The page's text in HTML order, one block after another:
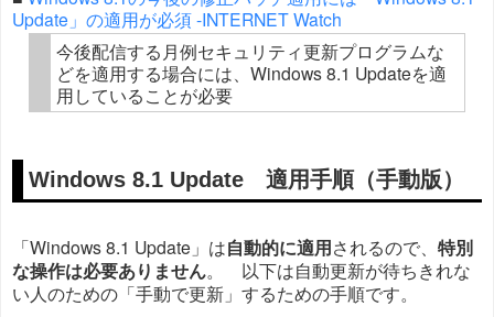
Update」の適用が必須 -INTERNET Watch
今後配信する月例セキュリティ更新プログラムな
どを適用する場合には、Windows 8.1 Updateを適
用していることが必要
Windows 8.1 Update 適用手順（手動版）
「Windows 8.1 Update」は自動的に適用されるので、 特別
な操作は必要ありません。 以下は自動更新が待ちきれな
い人のための「手動で更新」するための手順です。